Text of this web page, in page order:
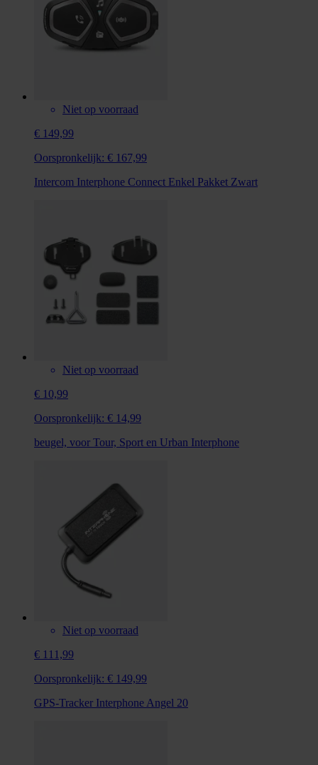
Niet op voorraad
€ 149,99
Oorspronkelijk: € 167,99
Intercom Interphone Connect Enkel Pakket Zwart
Niet op voorraad
€ 10,99
Oorspronkelijk: € 14,99
beugel, voor Tour, Sport en Urban Interphone
Niet op voorraad
€ 111,99
Oorspronkelijk: € 149,99
GPS-Tracker Interphone Angel 20